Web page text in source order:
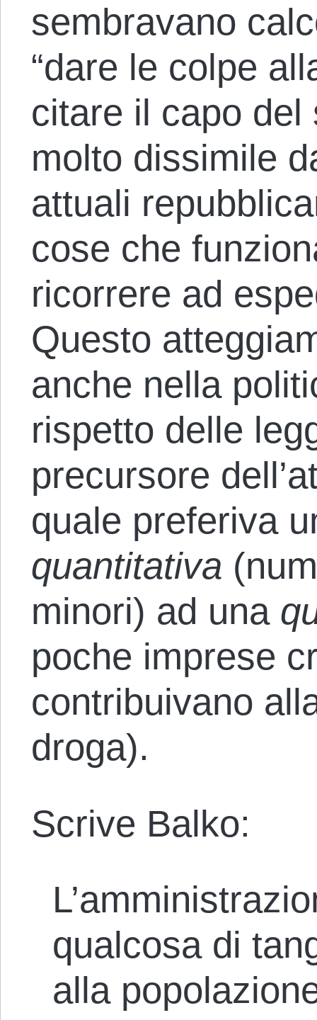
sembravano
“dare le colpe
citare il capo
molto dissimile
attuali
cose che
ricorrere ad
Questo
anche nella
rispetto delle
precursore
quale preferiva
quantitativa
minori) ad una
poche imprese
contribuivano
droga).
Scrive Balko:
qualcosa di
alla